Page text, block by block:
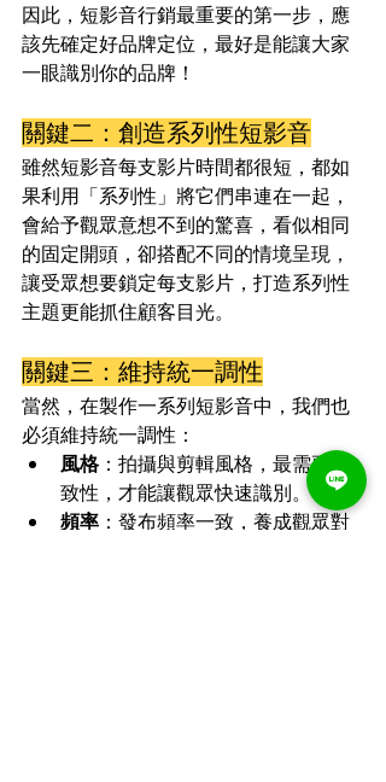
因此，短影音行銷最重要的第一步，應
該先確定好品牌定位，最好是能讓大家
一眼識別你的品牌！
關鍵二：創造系列性短影音
雖然短影音每支影片時間都很短，都如
果利用「系列性」將它們串連在一起，
會給予觀眾意想不到的驚喜，看似相同
的固定開頭，卻搭配不同的情境呈現，
讓受眾想要鎖定每支影片，打造系列性
主題更能抓住顧客目光。
關鍵三：維持統一調性
當然，在製作一系列短影音中，我們也
必須維持統一調性：
風格：拍攝與剪輯風格，最需要一
致性，才能讓觀眾快速識別。
頻率 ：發布頻率一致，養成觀眾對